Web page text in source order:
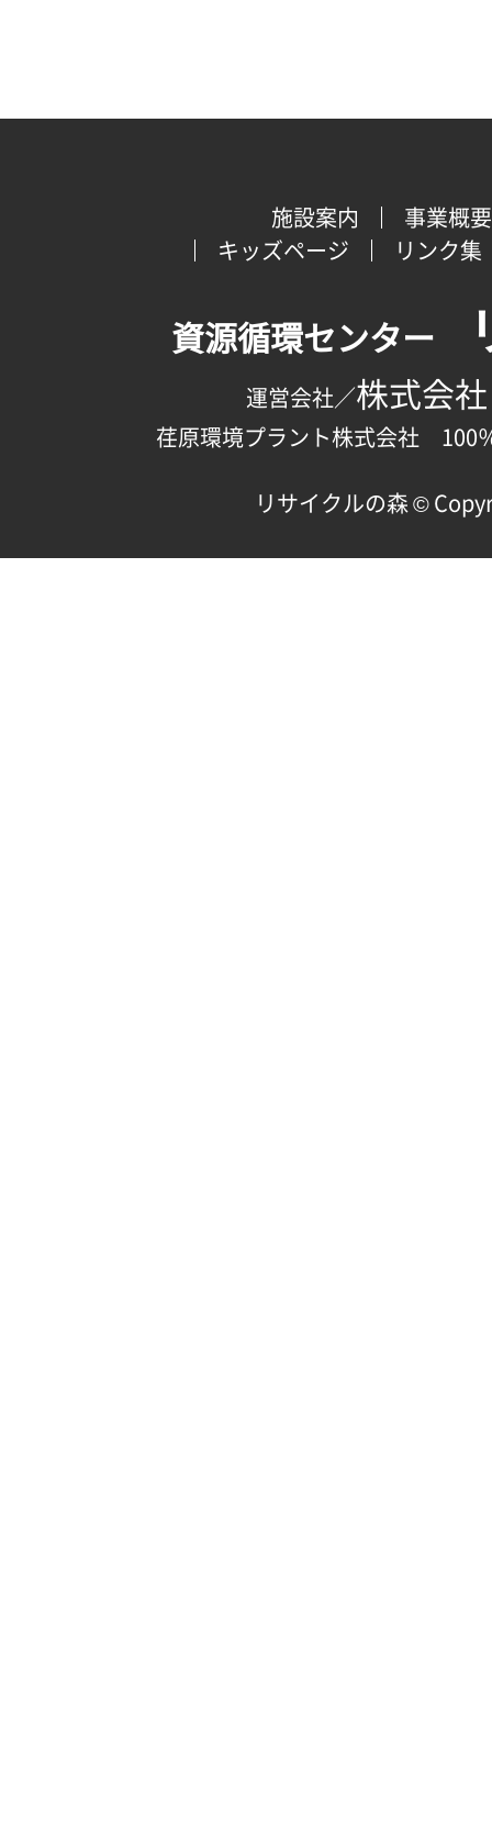
施設案内
事業概要
キッズページ
リンク集
資源循環センター
運営会社／株式会
荏原環境プラント株式会社 100
リサイクルの森 ©